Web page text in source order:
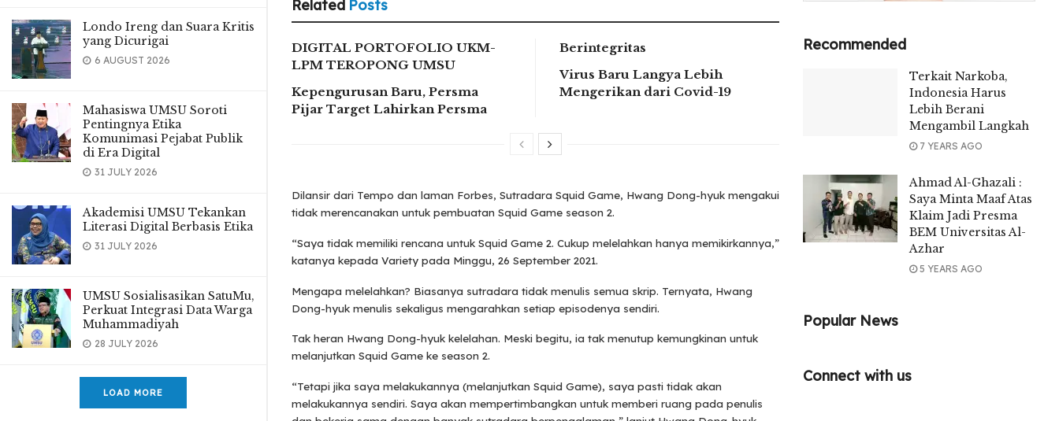
Londo Ireng dan Suara Kritis
yang Dicurigai
6 AUGUST 2026
Mahasiswa UMSU Soroti
Pentingnya Etika
Komunimasi Pejabat Publik
di Era Digital
31 JULY 2026
Akademisi UMSU Tekankan
Literasi Digital Berbasis Etika
31 JULY 2026
UMSU Sosialisasikan SatuMu,
Perkuat Integrasi Data Warga
Muhammadiyah
28 JULY 2026
LOAD MORE
Related Posts
DIGITAL PORTOFOLIO UKM-
LPM TEROPONG UMSU
Kepengurusan Baru, Persma
Pijar Target Lahirkan Persma
Berintegritas
Virus Baru Langya Lebih
Mengerikan dari Covid-19
Dilansir dari Tempo dan laman Forbes, Sutradara Squid Game, Hwang Dong-hyuk mengakui
tidak merencanakan untuk pembuatan Squid Game season 2.
“Saya tidak memiliki rencana untuk Squid Game 2. Cukup melelahkan hanya memikirkannya,”
katanya kepada Variety pada Minggu, 26 September 2021.
Mengapa melelahkan? Biasanya sutradara tidak menulis semua skrip. Ternyata, Hwang
Dong-hyuk menulis sekaligus mengarahkan setiap episodenya sendiri.
Tak heran Hwang Dong-hyuk kelelahan. Meski begitu, ia tak menutup kemungkinan untuk
melanjutkan Squid Game ke season 2.
“Tetapi jika saya melakukannya (melanjutkan Squid Game), saya pasti tidak akan
melakukannya sendiri. Saya akan mempertimbangkan untuk memberi ruang pada penulis
Recommended
Terkait Narkoba,
Indonesia Harus
Lebih Berani
Mengambil Langkah
7 YEARS AGO
Ahmad Al-Ghazali :
Saya Minta Maaf Atas
Klaim Jadi Presma
BEM Universitas Al-
Azhar
5 YEARS AGO
Popular News
Connect with us